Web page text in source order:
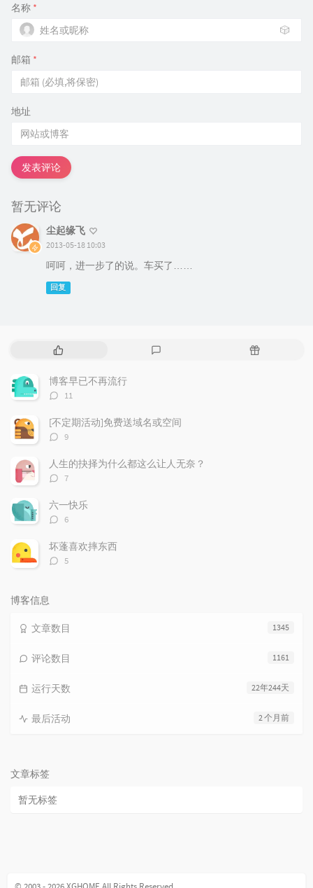
名称 *
🎲
邮箱 *
地址
发表评论
暂无评论
尘起缘飞
2013-05-18 10:03
呵呵，进一步了的说。车买了……
回复
热
文
章
随
博客早已不再流行
评
数：
11
[不定期活动]免费送域名或空间
评
数：
9
人生的抉择为什么都这么让人无奈？
评
数：
7
六一快乐
评
数：
6
坏蓬喜欢摔东西
评
5
博客信息
1345
文章数目
1161
评论数目
22年244天
运行天数
2 个月前
最后活动
文章标签
暂无标签